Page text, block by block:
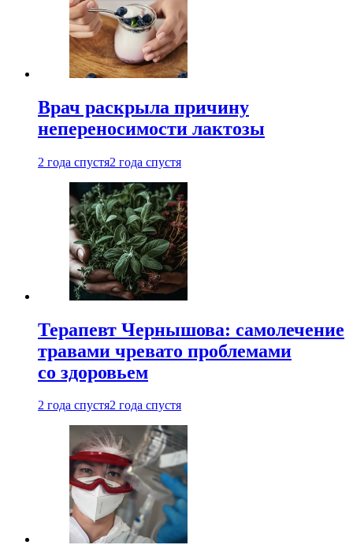
Врач раскрыла причину
непереносимости лактозы
2 года спустя2 года спустя
Терапевт Чернышова: самолечение
травами чревато проблемами
со здоровьем
2 года спустя2 года спустя